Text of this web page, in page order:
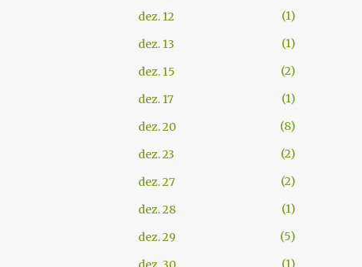
dez. 12
1
dez. 13
1
dez. 15
2
dez. 17
1
dez. 20
8
dez. 23
2
dez. 27
2
dez. 28
1
dez. 29
5
1